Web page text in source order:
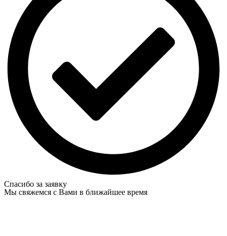
Спасибо за заявку
Мы свяжемся с Вами в ближайшее время